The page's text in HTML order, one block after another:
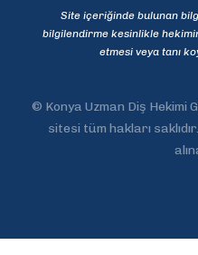
Site içeriğinde bulunan
bilgilendirme kesinlikle
etmesi veya tanı
© Konya Uzman Diş Hekimi
sitesi tüm hakları